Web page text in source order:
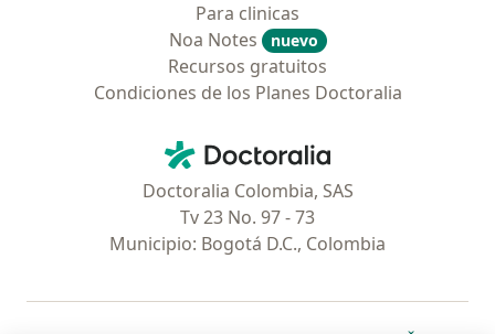
Para clinicas
Noa Notes
nuevo
Recursos gratuitos
Condiciones de los Planes Doctoralia
Doctoralia - Página de inicio
Doctoralia Colombia, SAS
Tv 23 No. 97 - 73
Municipio: Bogotá D.C., Colombia